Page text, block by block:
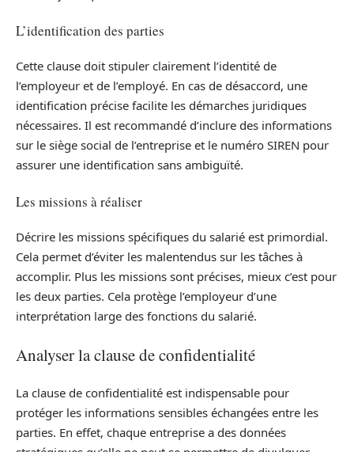
L’identification des parties
Cette clause doit stipuler clairement l’identité de
l’employeur et de l’employé. En cas de désaccord, une
identification précise facilite les démarches juridiques
nécessaires. Il est recommandé d’inclure des informations
sur le siège social de l’entreprise et le numéro SIREN pour
assurer une identification sans ambiguïté.
Les missions à réaliser
Décrire les missions spécifiques du salarié est primordial.
Cela permet d’éviter les malentendus sur les tâches à
accomplir. Plus les missions sont précises, mieux c’est pour
les deux parties. Cela protège l’employeur d’une
interprétation large des fonctions du salarié.
Analyser la clause de confidentialité
La clause de confidentialité est indispensable pour
protéger les informations sensibles échangées entre les
parties. En effet, chaque entreprise a des données